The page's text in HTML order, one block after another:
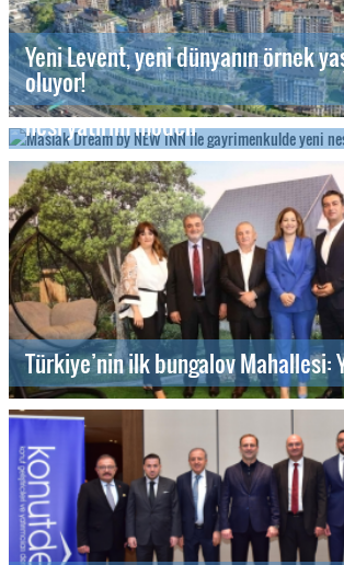
Yeni Levent, yeni dünyanın örnek
oluyor!
Maslak Dream by NEW INN ile
nesi yatırım modeli
Türkiye’nin ilk bungalov Mahallesi: